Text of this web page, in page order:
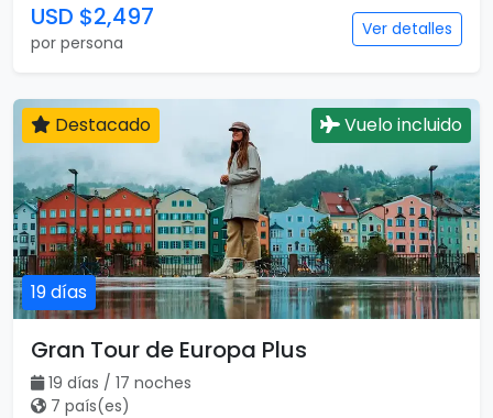
USD $2,497
por persona
Ver detalles
19 días
Destacado Vuelo incluido
Gran Tour de Europa Plus
19 días / 17 noches
7 país(es)